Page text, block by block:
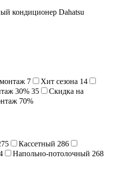
кондиционер Dahatsu
7 Хит сезона 14
30% 35
Скидка на
70%
Кассетный 286
Напольно-потолочный 268